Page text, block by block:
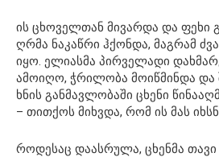
ის ცხოველთან მივარდა და ფეხი
ღრმა ნაკაწრი ჰქონდა, მაგრამ
იყო. ელიასმა პირველადი
ამოიღო, ჭრილობა მოიწმინდა და
ხნის განმავლობაში ცხენი
– თითქოს მიხვდა, რომ ის მას
როდესაც დაასრულა, ცხენმა თავი